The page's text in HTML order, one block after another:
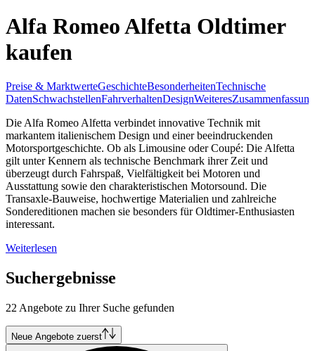
Alfa Romeo Alfetta Oldtimer
kaufen
Preise & MarktwerteGeschichteBesonderheitenTechnische
DatenSchwachstellenFahrverhaltenDesignWeiteresZusammenfassung
Die Alfa Romeo Alfetta verbindet innovative Technik mit
markantem italienischem Design und einer beeindruckenden
Motorsportgeschichte. Ob als Limousine oder Coupé: Die Alfetta
gilt unter Kennern als technische Benchmark ihrer Zeit und
überzeugt durch Fahrspaß, Vielfältigkeit bei Motoren und
Ausstattung sowie den charakteristischen Motorsound. Die
Transaxle-Bauweise, hochwertige Materialien und zahlreiche
Sondereditionen machen sie besonders für Oldtimer-Enthusiasten
interessant.
Weiterlesen
Suchergebnisse
22 Angebote zu Ihrer Suche gefunden
Neue Angebote zuerst